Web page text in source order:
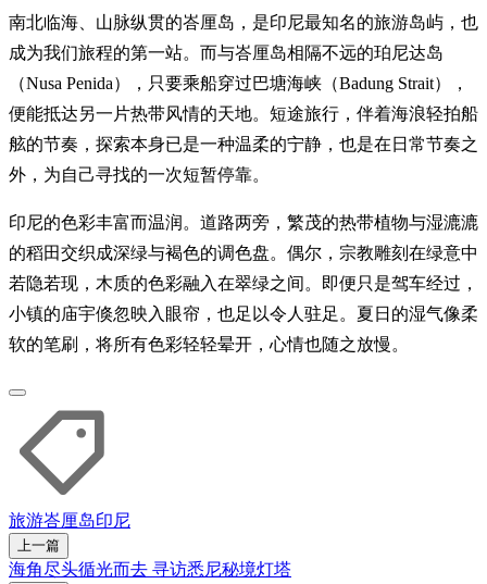
南北临海、山脉纵贯的峇厘岛，是印尼最知名的旅游岛屿，也
成为我们旅程的第一站。而与峇厘岛相隔不远的珀尼达岛
（Nusa Penida），只要乘船穿过巴塘海峡（Badung Strait），
便能抵达另一片热带风情的天地。短途旅行，伴着海浪轻拍船
舷的节奏，探索本身已是一种温柔的宁静，也是在日常节奏之
外，为自己寻找的一次短暂停靠。
印尼的色彩丰富而温润。道路两旁，繁茂的热带植物与湿漉漉
的稻田交织成深绿与褐色的调色盘。偶尔，宗教雕刻在绿意中
若隐若现，木质的色彩融入在翠绿之间。即便只是驾车经过，
小镇的庙宇倏忽映入眼帘，也足以令人驻足。夏日的湿气像柔
软的笔刷，将所有色彩轻轻晕开，心情也随之放慢。
旅游峇厘岛印尼
上一篇
海角尽头循光而去 寻访悉尼秘境灯塔